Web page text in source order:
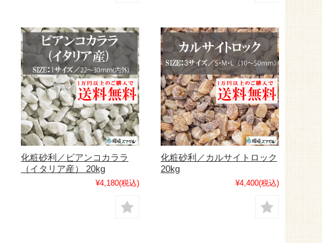
化粧砂利／ビアンコカララ
（イタリア産） 20kg
¥4,180(税込)
化粧砂利／カルサイトロック
20kg
¥4,400(税込)